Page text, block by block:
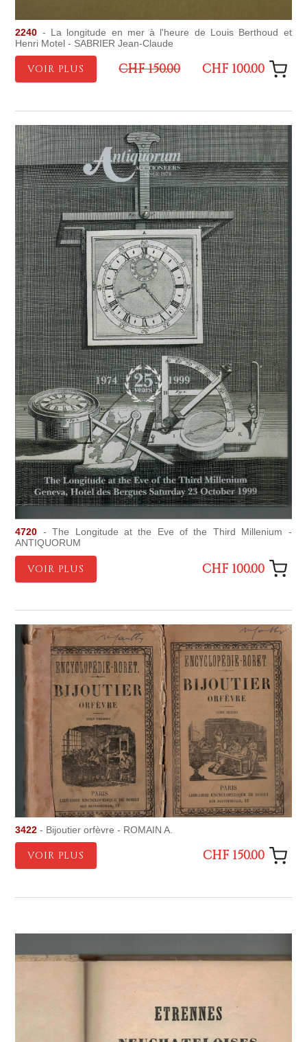
2240 - La longitude en mer à l'heure de Louis Berthoud et
Henri Motel - SABRIER Jean-Claude
VOIR PLUS CHF 150.00 CHF 100.00
4720 - The Longitude at the Eve of the Third Millenium -
ANTIQUORUM
VOIR PLUS CHF 100.00
3422 - Bijoutier orfèvre - ROMAIN A.
VOIR PLUS CHF 150.00